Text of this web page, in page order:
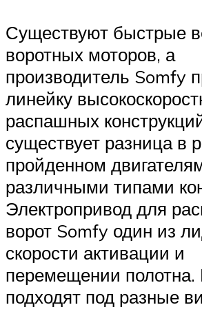
Существуют быстрые
воротных моторов, а
производитель Somfy
линейку
распашных
существует разница в
пройденном
различными типами
Электропривод для
ворот Somfy один из
скорости активации и
перемещении
подходят под разные